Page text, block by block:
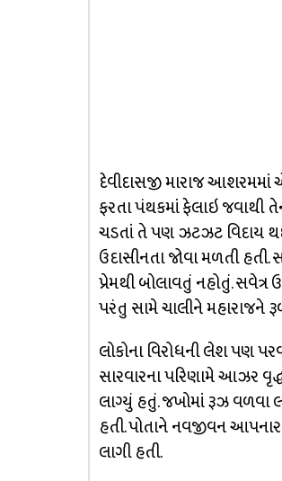
દેવીદાસજી મારાજ
ફરતા પંથકમાં ફેલાઇ જવાથી
ચડતાં તે પણ ઝટઝટ વિદાય
ઉદાસીનતા જોવા મળતી
પ્રેમથી બોલાવતું નહોતું.
પરંતુ સામે ચાલીને મહારાજને
લોકોના વિરોધની લેશ પણ
સારવારના પરિણામે આઝર
લાગ્યું હતું. જખોમાં રૂઝ વળવા
હતી. પોતાને નવજીવન
લાગી હતી.